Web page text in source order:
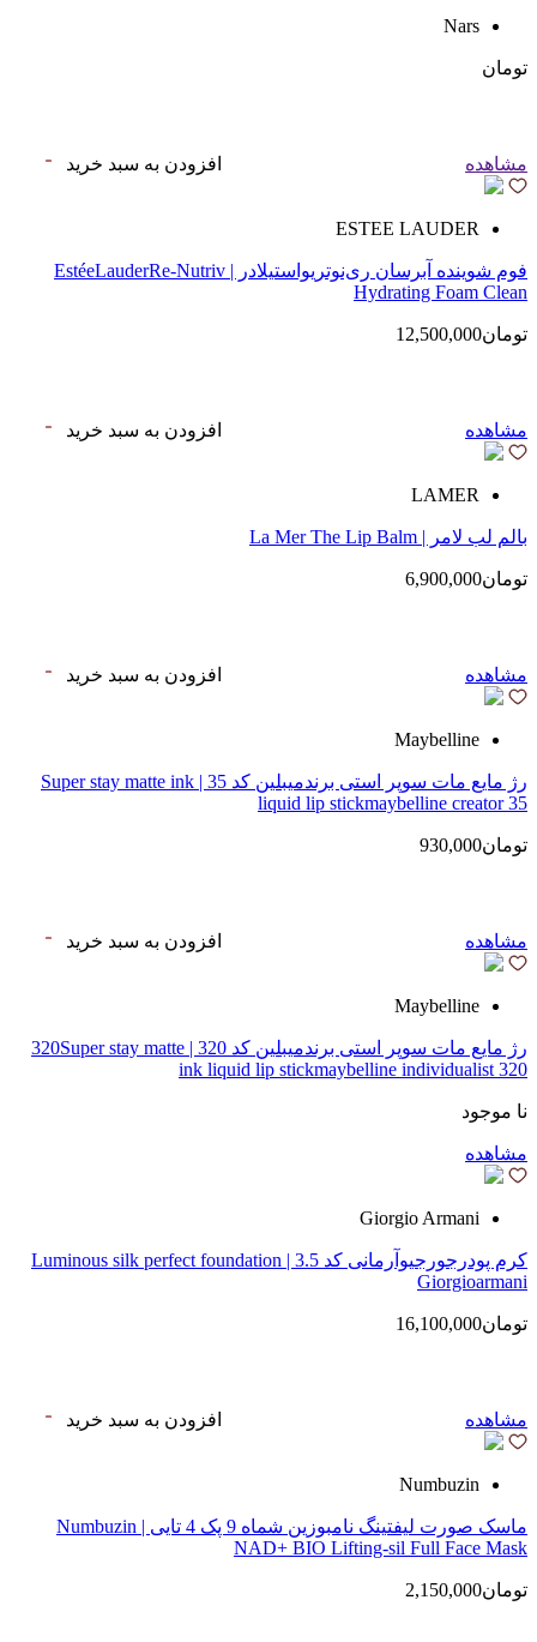
Nars
تومان
مشاهده افزودن به سبد خرید
ESTEE LAUDER
فوم شوینده آبرسان ری‌نوتریواستیلادر | EstéeLauderRe-Nutriv
Hydrating Foam Clean
تومان12,500,000
مشاهده افزودن به سبد خرید
LAMER
بالم لب لامر | La Mer The Lip Balm
تومان6,900,000
مشاهده افزودن به سبد خرید
Maybelline
رژ مایع مات سوپر استی‌ برندمیبلین کد 35 | Super stay matte ink
liquid lip stickmaybelline creator 35
تومان930,000
مشاهده افزودن به سبد خرید
Maybelline
رژ مایع مات سوپر استی‌ برندمیبلین کد 320 | 320Super stay matte
ink liquid lip stickmaybelline individualist 320
نا موجود
مشاهده
Giorgio Armani
کرم پودرجورجیوآرمانی کد 3.5 | Luminous silk perfect foundation
Giorgioarmani
تومان16,100,000
مشاهده افزودن به سبد خرید
Numbuzin
ماسک صورت لیفتینگ نامبوزین شماه 9 پک 4 تایی | Numbuzin
NAD+ BIO Lifting-sil Full Face Mask
تومان2,150,000